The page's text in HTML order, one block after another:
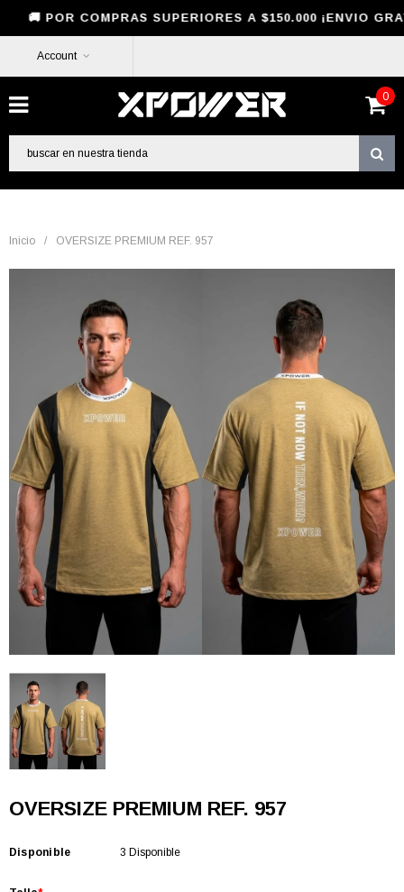
SUPERIORES A $150.000 ¡ENVIO
Account
0
Inicio / OVERSIZE PREMIUM REF. 957
OVERSIZE PREMIUM REF. 957
Disponible 3 Disponible